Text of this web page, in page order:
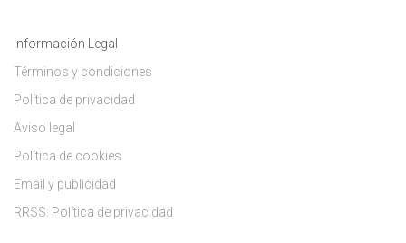
Información Legal
Términos y condiciones
Política de privacidad
Aviso legal
Política de cookies
Email y publicidad
RRSS: Política de privacidad